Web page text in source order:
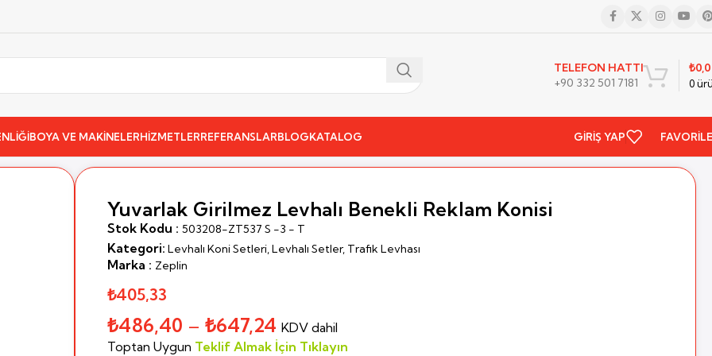
TELEFON HATTI
+90 332 501 7181
0
₺
BOYA VE MAKİNELERHİZMETLERREFERANSLARBLOGKATALOG GIRIŞ YAP
Girilmez Levhalı Benekli Reklam Konisi
Yuvarlak Girilmez Levhalı Benekli Reklam Konisi
Stok Kodu : 503208-ZT537 S -3 - T
Kategori: Levhalı Koni Setleri,Levhalı Setler, Trafik Levhası
Marka : Zeplin
₺405,33
₺486,40 – ₺647,24 KDV dahil
Toptan Uygun Teklif Almak İçin Tıklayın